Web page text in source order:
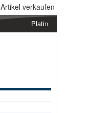
Artikel verkaufen
Platin